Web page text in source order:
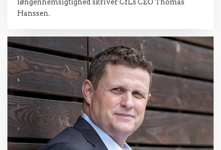
løngennemsigtighed skriver CfLs CEO Thomas
Hanssen.